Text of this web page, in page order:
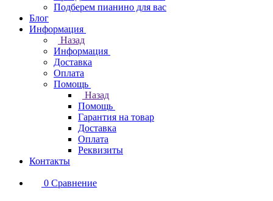
Подберем пианино для вас
Блог
Информация
Назад
Информация
Доставка
Оплата
Помощь
Назад
Помощь
Гарантия на товар
Доставка
Оплата
Реквизиты
Контакты
0 Сравнение